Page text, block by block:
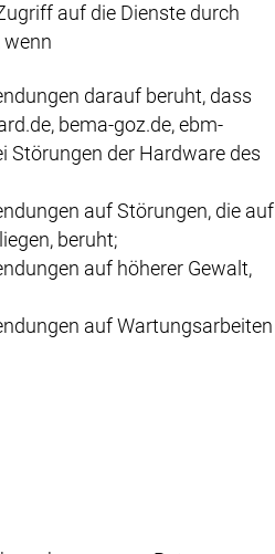
auf die Dienste durch
wenn
darauf beruht, dass
bema-goz.de, ebm-
Störungen der Hardware des
auf Störungen, die auf
beruht;
auf höherer Gewalt,
auf Wartungsarbeiten